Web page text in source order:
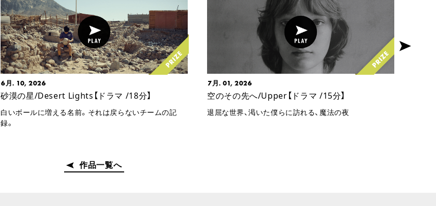
6月. 10, 2026
砂漠の星/Desert Lights【ドラマ /18分】
白いボールに増える名前。それは戻らないチームの記
録。
7月. 01, 2026
空のその先へ/Upper【ドラマ /15分】
退屈な世界、渇いた僕らに訪れる、魔法の夜
作品一覧へ